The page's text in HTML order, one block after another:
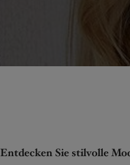
Entdecken Sie stilvolle